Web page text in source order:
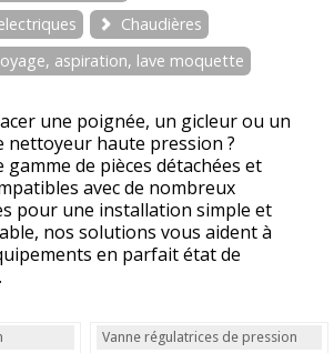
Chaudières
aspiration, lave moquette
une poignée, un gicleur ou un
nettoyeur haute pression ?
de pièces détachées et
avec de nombreux
pour une installation simple et
nos solutions vous aident à
en parfait état de
Vanne régulatrices de pression